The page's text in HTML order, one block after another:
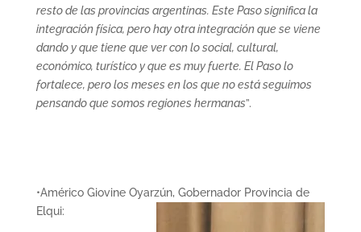
resto de las provincias argentinas. Este Paso significa la
integración física, pero hay otra integración que se viene
dando y que tiene que ver con lo social, cultural,
económico, turístico y que es muy fuerte. El Paso lo
fortalece, pero los meses en los que no está seguimos
pensando que somos regiones hermanas”.
•Américo Giovine Oyarzún, Gobernador Provincia de
Elqui: